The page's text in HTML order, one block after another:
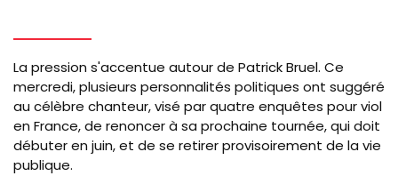
La pression s'accentue autour de Patrick Bruel. Ce
mercredi, plusieurs personnalités politiques ont suggéré
au célèbre chanteur, visé par quatre enquêtes pour viol
en France, de renoncer à sa prochaine tournée, qui doit
débuter en juin, et de se retirer provisoirement de la vie
publique.